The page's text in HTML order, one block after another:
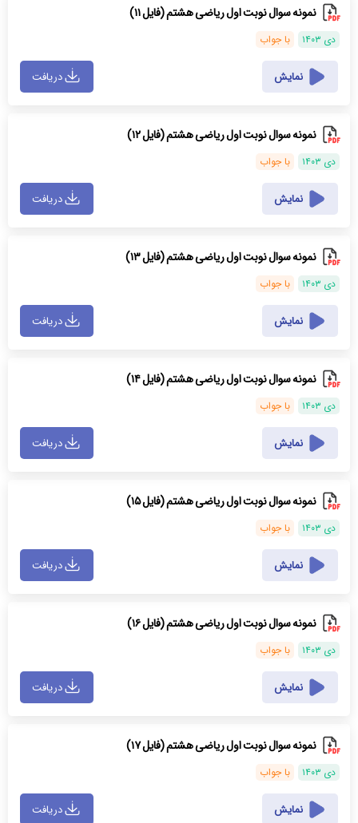
نمونه سوال نوبت اول ریاضی هشتم (فایل ۱۱)
دی ۱۴۰۳ با جواب
نمایش دریافت
نمونه سوال نوبت اول ریاضی هشتم (فایل ۱۲)
دی ۱۴۰۳ با جواب
نمایش دریافت
نمونه سوال نوبت اول ریاضی هشتم (فایل ۱۳)
دی ۱۴۰۳ با جواب
نمایش دریافت
نمونه سوال نوبت اول ریاضی هشتم (فایل ۱۴)
دی ۱۴۰۳ با جواب
نمایش دریافت
نمونه سوال نوبت اول ریاضی هشتم (فایل ۱۵)
دی ۱۴۰۳ با جواب
نمایش دریافت
نمونه سوال نوبت اول ریاضی هشتم (فایل ۱۶)
دی ۱۴۰۳ با جواب
نمایش دریافت
نمونه سوال نوبت اول ریاضی هشتم (فایل ۱۷)
دی ۱۴۰۳ با جواب
نمایش دریافت